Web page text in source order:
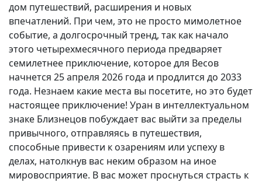
дом путешествий, расширения и новых
впечатлений. При чем, это не просто мимолетное
событие, а долгосрочный тренд, так как начало
этого четырехмесячного периода предваряет
семилетнее приключение, которое для Весов
начнется 25 апреля 2026 года и продлится до 2033
года. Незнаем какие места вы посетите, но это будет
настоящее приключение! Уран в интеллектуальном
знаке Близнецов побуждает вас выйти за пределы
привычного, отправляясь в путешествия,
способные привести к озарениям или успеху в
делах, натолкнув вас неким образом на иное
мировосприятие. В вас может проснуться страсть к